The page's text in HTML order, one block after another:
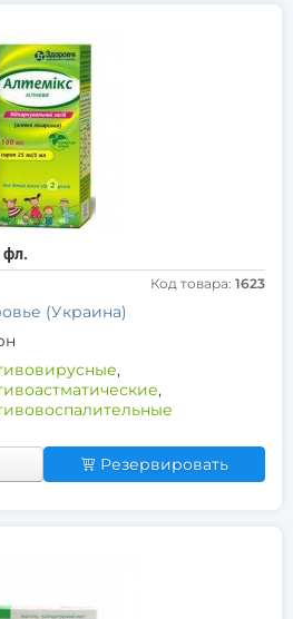
фл.
Код товара: 1623
(Украина)
,
,
Резервировать